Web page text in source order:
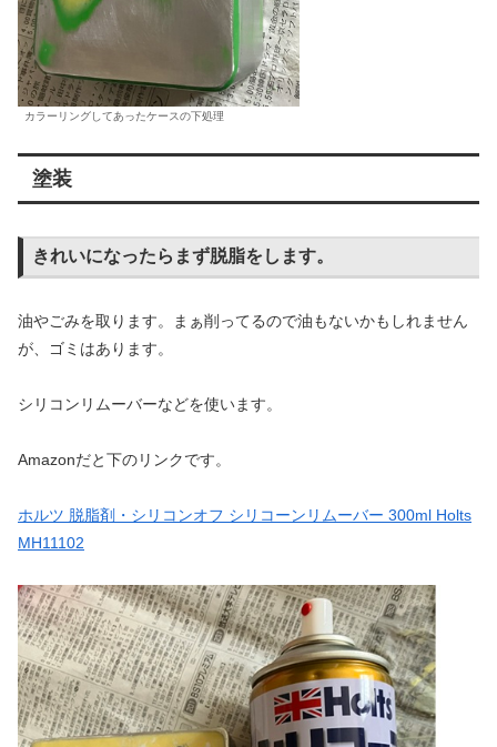
カラーリングしてあったケースの下処理
塗装
きれいになったらまず脱脂をします。
油やごみを取ります。まぁ削ってるので油もないかもしれません
が、ゴミはあります。
シリコンリムーバーなどを使います。
Amazonだと下のリンクです。
ホルツ 脱脂剤・シリコンオフ シリコーンリムーバー 300ml Holts
MH11102